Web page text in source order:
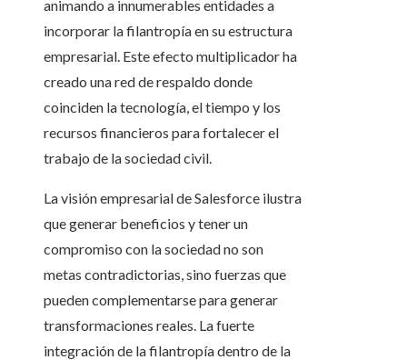
animando a innumerables entidades a
incorporar la filantropía en su estructura
empresarial. Este efecto multiplicador ha
creado una red de respaldo donde
coinciden la tecnología, el tiempo y los
recursos financieros para fortalecer el
trabajo de la sociedad civil.
La visión empresarial de Salesforce ilustra
que generar beneficios y tener un
compromiso con la sociedad no son
metas contradictorias, sino fuerzas que
pueden complementarse para generar
transformaciones reales. La fuerte
integración de la filantropía dentro de la